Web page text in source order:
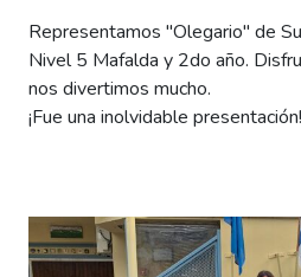
Representamos "Olegario" de
Nivel 5 Mafalda y 2do año.
nos divertimos mucho.
¡Fue una inolvidable presentación!